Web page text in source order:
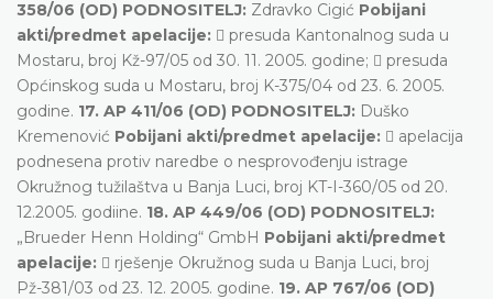
358/06 (OD) PODNOSITELJ: Zdravko Cigić Pobijani
akti/predmet apelacije:  presuda Kantonalnog suda u
Mostaru, broj Kž-97/05 od 30. 11. 2005. godine;  presuda
Općinskog suda u Mostaru, broj K-375/04 od 23. 6. 2005.
godine. 17. AP 411/06 (OD) PODNOSITELJ: Duško
Kremenović Pobijani akti/predmet apelacije:  apelacija
podnesena protiv naredbe o nesprovođenju istrage
Okružnog tužilaštva u Banja Luci, broj KT-I-360/05 od 20.
12.2005. godiine. 18. AP 449/06 (OD) PODNOSITELJ:
„Brueder Henn Holding“ GmbH Pobijani akti/predmet
apelacije:  rješenje Okružnog suda u Banja Luci, broj
Pž-381/03 od 23. 12. 2005. godine. 19. AP 767/06 (OD)